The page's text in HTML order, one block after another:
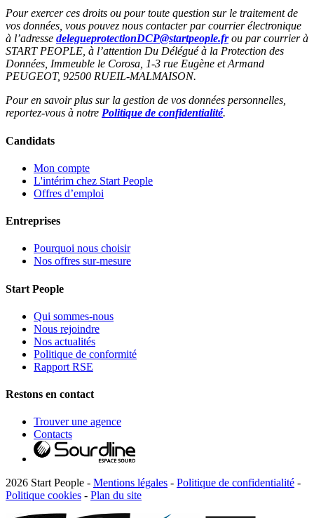
Pour exercer ces droits ou pour toute question sur le traitement de
vos données, vous pouvez nous contacter par courrier électronique
à l’adresse delegueprotectionDCP@startpeople.fr ou par courrier à
START PEOPLE, à l’attention Du Délégué à la Protection des
Données, Immeuble le Corosa, 1-3 rue Eugène et Armand
PEUGEOT, 92500 RUEIL-MALMAISON.
Pour en savoir plus sur la gestion de vos données personnelles,
reportez-vous à notre Politique de confidentialité.
Candidats
Mon compte
L'intérim chez Start People
Offres d’emploi
Entreprises
Pourquoi nous choisir
Nos offres sur-mesure
Start People
Qui sommes-nous
Nous rejoindre
Nos actualités
Politique de conformité
Rapport RSE
Restons en contact
Trouver une agence
Contacts
2026 Start People - Mentions légales - Politique de confidentialité -
Politique cookies - Plan du site